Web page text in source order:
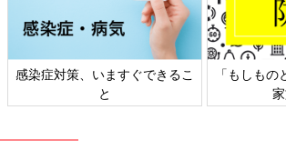
感染症対策、いますぐできるこ
と
「もしもの